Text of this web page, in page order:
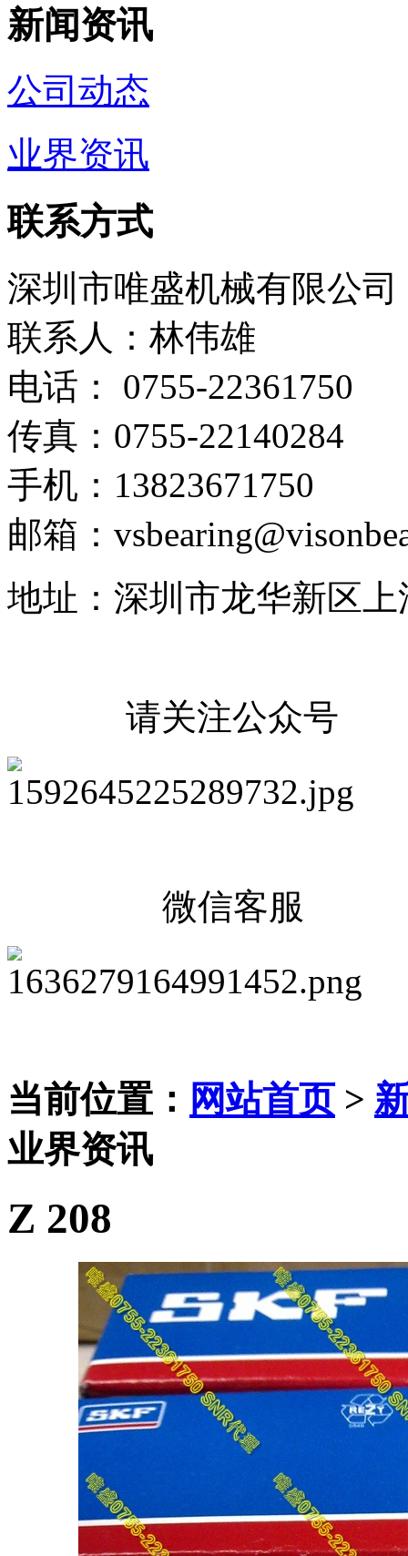
新闻资讯
公司动态
业界资讯
联系方式
深圳市唯盛机械有限公司
联系人：林伟雄
电话： 0755-22361750
传真：0755-22140284
手机：13823671750
邮箱：
地址：深圳市龙华新区
请关注公众号
微信客服
当前位置： 网站首页>
业界资讯
Z 208